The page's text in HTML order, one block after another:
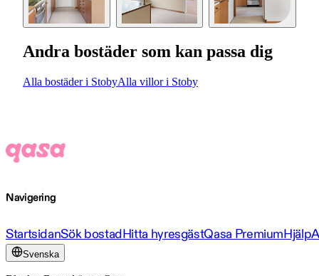
Andra bostäder som kan passa dig
Alla bostäder i StobyAlla villor i Stoby
Navigering
StartsidanSök bostadHitta hyresgästQasa PremiumHjälp
Svenska